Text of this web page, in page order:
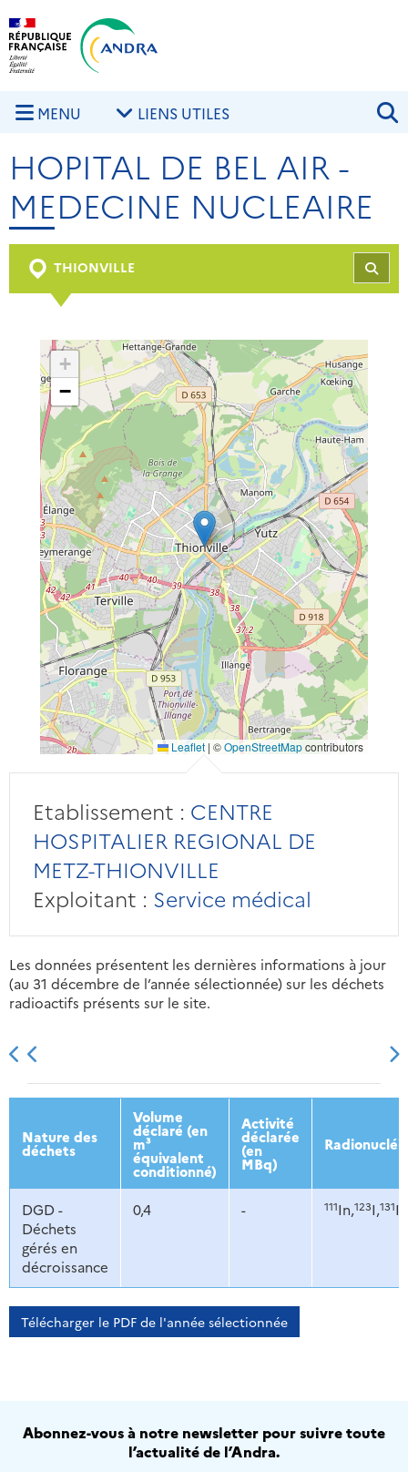
Aller au contenu principal
MENU LIENS UTILES
HOPITAL DE BEL AIR -
MEDECINE NUCLEAIRE
THIONVILLE
+
−
Leaflet | ©OpenStreetMapcontributors
Etablissement : CENTRE
HOSPITALIER REGIONAL DE
METZ-THIONVILLE
Exploitant : Service médical
Les données présentent les dernières informations à jour
(au 31 décembre de l’année sélectionnée) sur les déchets
radioactifs présents sur le site.
2013 2014 2015 2016
Nature des
déchets
Volume
déclaré (en
m³
équivalent
conditionné)
Activité
déclarée
(en
MBq)
DGD -
Déchets
gérés en
décroissance
0,4 - 111In,123I,131I,
Télécharger le PDF de l'année sélectionnée
Abonnez-vous à notre newsletter pour suivre toute
l’actualité de l’Andra.